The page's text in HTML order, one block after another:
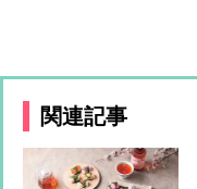
関連記事